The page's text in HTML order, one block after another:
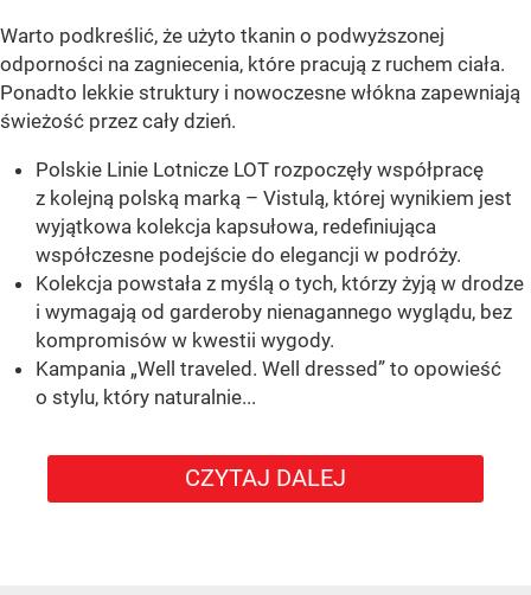
Warto podkreślić, że użyto tkanin o podwyższonej
odporności na zagniecenia, które pracują z ruchem ciała.
Ponadto lekkie struktury i nowoczesne włókna zapewniają
świeżość przez cały dzień.
Polskie Linie Lotnicze LOT rozpoczęły współpracę
z kolejną polską marką – Vistulą, której wynikiem jest
wyjątkowa kolekcja kapsułowa, redefiniująca
współczesne podejście do elegancji w podróży.
Kolekcja powstała z myślą o tych, którzy żyją w drodze
i wymagają od garderoby nienagannego wyglądu, bez
kompromisów w kwestii wygody.
Kampania „Well traveled. Well dressed” to opowieść
o stylu, który naturalnie...
CZYTAJ DALEJ